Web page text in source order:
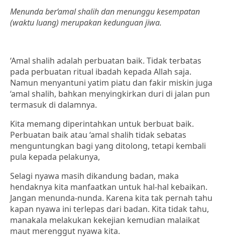
Menunda ber‘amal shalih dan menunggu kesempatan
(waktu luang) merupakan kedunguan jiwa.
‘Amal shalih adalah perbuatan baik. Tidak terbatas
pada perbuatan ritual ibadah kepada Allah saja.
Namun menyantuni yatim piatu dan fakir miskin juga
‘amal shalih, bahkan menyingkirkan duri di jalan pun
termasuk di dalamnya.
Kita memang diperintahkan untuk berbuat baik.
Perbuatan baik atau ‘amal shalih tidak sebatas
menguntungkan bagi yang ditolong, tetapi kembali
pula kepada pelakunya,
Selagi nyawa masih dikandung badan, maka
hendaknya kita manfaatkan untuk hal-hal kebaikan.
Jangan menunda-nunda. Karena kita tak pernah tahu
kapan nyawa ini terlepas dari badan. Kita tidak tahu,
manakala melakukan kekejian kemudian malaikat
maut merenggut nyawa kita.